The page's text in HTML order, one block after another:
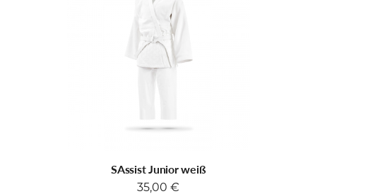
SAssist Junior weiß
35,00€